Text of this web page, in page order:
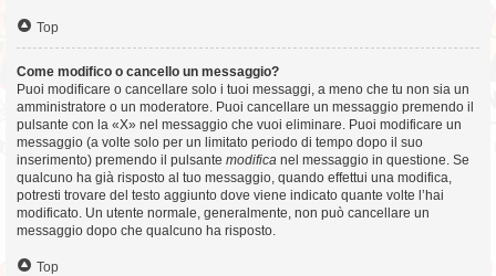
Top
Come modifico o cancello un messaggio?
Puoi modificare o cancellare solo i tuoi messaggi, a meno che tu non sia un
amministratore o un moderatore. Puoi cancellare un messaggio premendo il
pulsante con la «X» nel messaggio che vuoi eliminare. Puoi modificare un
messaggio (a volte solo per un limitato periodo di tempo dopo il suo
inserimento) premendo il pulsante modifica nel messaggio in questione. Se
qualcuno ha già risposto al tuo messaggio, quando effettui una modifica,
potresti trovare del testo aggiunto dove viene indicato quante volte l’hai
modificato. Un utente normale, generalmente, non può cancellare un
messaggio dopo che qualcuno ha risposto.
Top